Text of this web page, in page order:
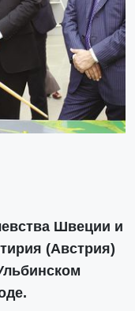
Швеции и
(Австрия)